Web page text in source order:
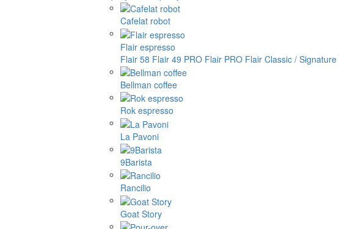
Cafelat robot
Flair espresso
Flair 58 Flair 49 PRO Flair PRO Flair Classic / Signature
Bellman coffee
Rok espresso
La Pavoni
9Barista
Rancilio
Goat Story